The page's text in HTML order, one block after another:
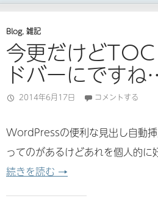
Blog, 雑記
今更だけど
ドバーにで
2014年6月17日 コメントする
WordPressの便利な見出し自動
ってのがあるけどあれを個人的に
続きを読む 今更だけどTOC
→